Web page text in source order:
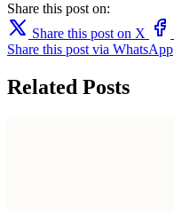
Share this post on:
Share this post on X
Share this post via WhatsApp
Related Posts